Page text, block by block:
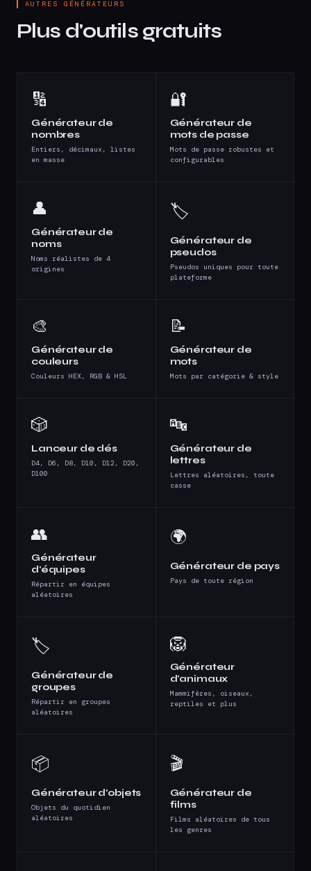
AUTRES GÉNÉRATEURS
Plus d'outils gratuits
🔢
Générateur de
nombres
Entiers, décimaux, listes
en masse
🔐
Générateur de
mots de passe
Mots de passe robustes et
configurables
👤
Générateur de
noms
Noms réalistes de 4
origines
🏷️
Générateur de
pseudos
Pseudos uniques pour toute
plateforme
🎨
Générateur de
couleurs
Couleurs HEX, RGB & HSL
📝
Générateur de
mots
Mots par catégorie & style
🎲
Lanceur de dés
D4, D6, D8, D10, D12, D20,
D100
🔤
Générateur de
lettres
Lettres aléatoires, toute
casse
👥
Générateur
d'équipes
Répartir en équipes
aléatoires
🌍
Générateur de pays
Pays de toute région
🏷️
Générateur de
groupes
Répartir en groupes
aléatoires
🦁
Générateur
d'animaux
Mammifères, oiseaux,
reptiles et plus
📦
Générateur d'objets
Objets du quotidien
aléatoires
🎬
Générateur de
films
Films aléatoires de tous
les genres